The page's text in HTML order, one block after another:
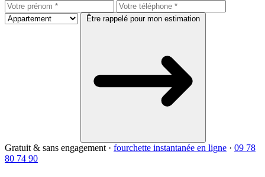
Être rappelé pour mon estimation
Gratuit & sans engagement · fourchette instantanée en ligne · 09 78
80 74 90